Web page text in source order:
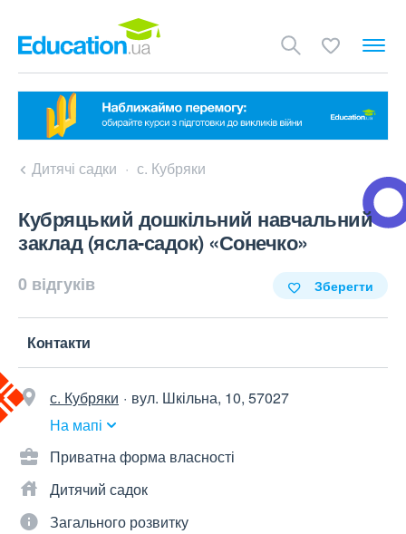
Дитячі садки с. Кубряки
Кубряцький дошкільний навчальний
заклад (ясла-садок) «Сонечко»
0 відгуків Зберегти
Контакти
с. Кубряки
вул. Шкільна, 10, 57027
На мапі
Приватна форма власності
Дитячий садок
Загального розвитку